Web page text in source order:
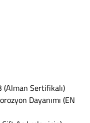
Sertifikalı)
Dayanımı (EN